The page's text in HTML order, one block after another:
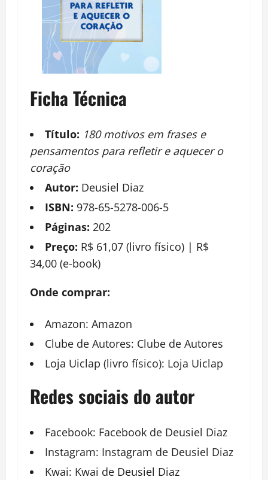
Ficha Técnica
Título: 180 motivos em frases e
pensamentos para refletir e aquecer o
coração
Autor: Deusiel Diaz
ISBN: 978-65-5278-006-5
Páginas: 202
Preço: R$ 61,07 (livro físico) | R$
34,00 (e-book)
Onde comprar:
Amazon: Amazon
Clube de Autores: Clube de Autores
Loja Uiclap (livro físico): Loja Uiclap
Redes sociais do autor
Facebook: Facebook de Deusiel Diaz
Instagram: Instagram de Deusiel Diaz
Kwai: Kwai de Deusiel Diaz